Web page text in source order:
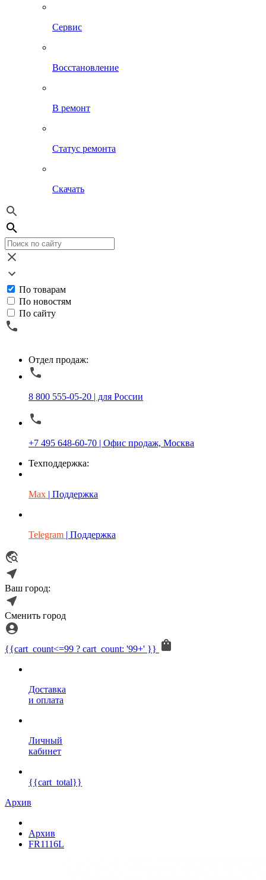
Сервис
Восстановление
В ремонт
Статус ремонта
Скачать
По товарам
По новостям
По сайту
Отдел продаж:
8 800 555-05-20 | для России
+7 495 648-60-70 | Офис продаж, Москва
Техподдержка:
Max | Поддержка
Telegram | Поддержка
Ваш город:
Сменить город
{{cart_count<=99 ? cart_count: '99+' }}
Доставка
и оплата
Личный
кабинет
{{cart_total}}
Архив
Архив
FR1116L